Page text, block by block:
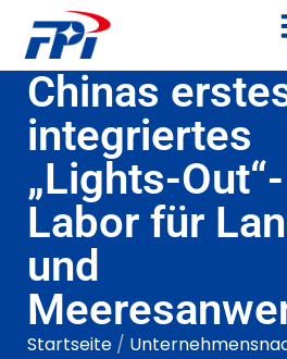
Chinas
integriertes
„Lights-Out“-
Labor für
und
Startseite /